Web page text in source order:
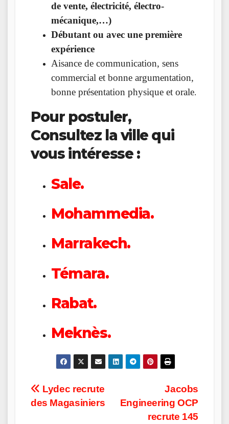
de vente, électricité, électro-
mécanique,…)
Débutant ou avec une première
expérience
Aisance de communication, sens
commercial et bonne argumentation,
bonne présentation physique et orale.
Pour postuler,
Consultez la ville qui
vous intéresse :
Sale.
Mohammedia.
Marrakech.
Témara.
Rabat.
Meknès.
Post
navigation
Jacobs
Engineering OCP
recrute 145
Lydec recrute
des Magasiniers